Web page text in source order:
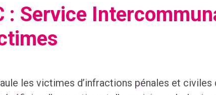
: Service
les victimes d’infractions pénales et civiles